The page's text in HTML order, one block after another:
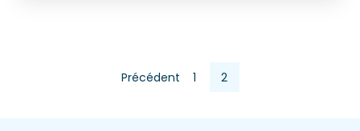
Posts
Précédent 1 2